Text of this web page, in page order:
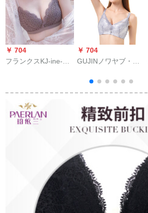
￥ 704
フランクスKJ-ine-女
ノ-ノ-ワイヤ神器大
コ-ドブラ-セバスブラ
70 A=32 A
￥ 704
GUJINノワヤブ・ブ
女性は上薄い下に厚
くて小さい胸を寄せ
てくれます。ブラブ
ラレディティーク軽
薄ブザ0 H 860青灰80